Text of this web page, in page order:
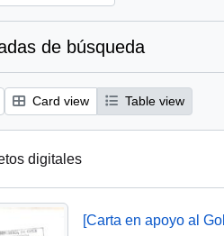
de búsqueda
Card view Table view
digitales
[Carta en apoyo al